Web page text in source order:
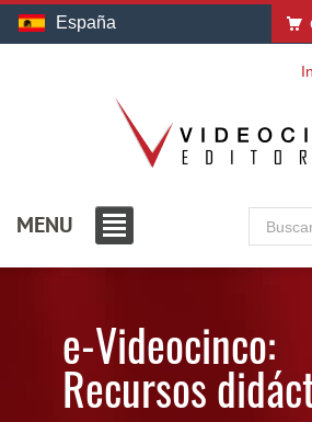
España
MENU
e-Videocinco:
Recursos